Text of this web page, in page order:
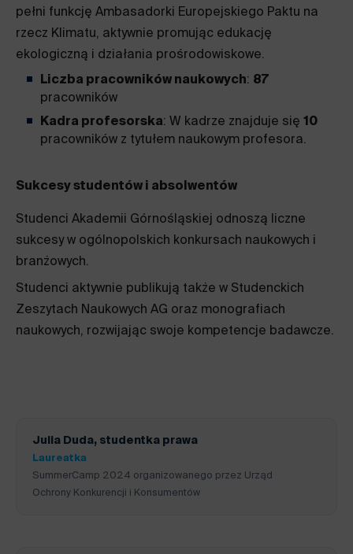
pełni funkcję Ambasadorki Europejskiego Paktu na
rzecz Klimatu, aktywnie promując edukację
ekologiczną i działania prośrodowiskowe.
Liczba pracowników naukowych: 87
pracowników
Kadra profesorska: W kadrze znajduje się 10
pracowników z tytułem naukowym profesora.
Sukcesy studentów i absolwentów
Studenci Akademii Górnośląskiej odnoszą liczne
sukcesy w ogólnopolskich konkursach naukowych i
branżowych.
Studenci aktywnie publikują także w Studenckich
Zeszytach Naukowych AG oraz monografiach
naukowych, rozwijając swoje kompetencje badawcze.
Julia Duda, studentka prawa
Laureatka
SummerCamp 2024 organizowanego przez Urząd
Ochrony Konkurencji i Konsumentów